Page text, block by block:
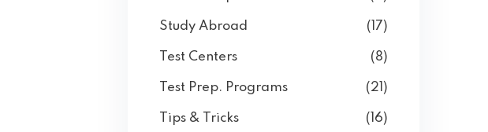
Study Abroad (17)
Test Centers (8)
Test Prep. Programs (21)
Tips & Tricks (16)